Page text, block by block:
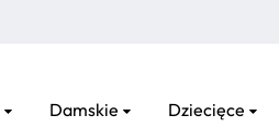
Damskie Dziecięce